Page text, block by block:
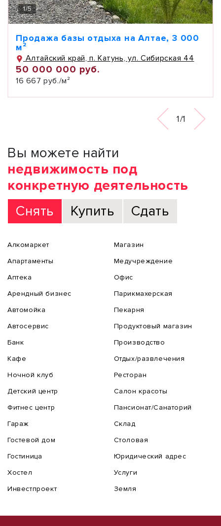
1/5
Продажа базы отдыха на Алтае, 3 000
м²
Алтайский край, п. Катунь, ул. Сибирская 44
50 000 000 руб.
16 667 руб./м²
1/1
Вы можете найти
недвижимость под
конкретную деятельность
Снять
Купить Сдать
Алкомаркет
Апартаменты
Аптека
Арендный бизнес
Автомойка
Автосервис
Банк
Кафе
Ночной клуб
Детский центр
Фитнес центр
Гараж
Гостевой дом
Гостиница
Хостел
Инвестпроект
Магазин
Медучреждение
Офис
Парикмахерская
Пекарня
Продуктовый магазин
Производство
Отдых/развлечения
Ресторан
Салон красоты
Пансионат/Санаторий
Склад
Столовая
Юридический адрес
Услуги
Земля